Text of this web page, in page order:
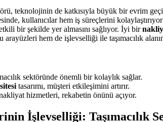
teknolojinin de katkısıyla büyük bir evrim
kullanıcılar hem iş süreçlerini
bir şekilde yer almasını sağlıyor. İyi bir
arayüzleri hem de işlevselliği ile taşımacılık
sektöründe önemli bir kolaylık sağlar.
tasarımı, müşteri etkileşimini artırır.
hizmetleri, rekabetin önünü açıyor.
İşlevselliği: Taşımacılık